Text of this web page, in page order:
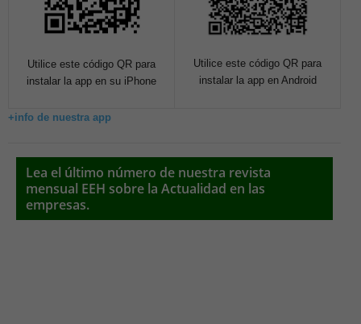
Utilice este código QR para
instalar la app en su iPhone
Utilice este código QR para
instalar la app en Android
+info de nuestra app
Lea el último número de nuestra revista
mensual EEH sobre la Actualidad en las
empresas.